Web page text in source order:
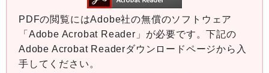
PDFの閲覧にはAdobe社の無償のソフトウェア
「Adobe Acrobat Reader」が必要です。下記の
Adobe Acrobat Readerダウンロードページから入
手してください。